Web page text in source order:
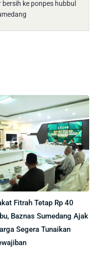
ke ponpes hubbul
Fitrah Tetap Rp 40
Baznas Sumedang Ajak
Segera Tunaikan